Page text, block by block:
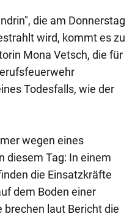
die am Donnerstag
wird, kommt es zu
Mona Vetsch, die für
Todesfalls, wie der
wegen eines
diesem Tag: In einem
die Einsatzkräfte
dem Boden einer
laut Bericht die